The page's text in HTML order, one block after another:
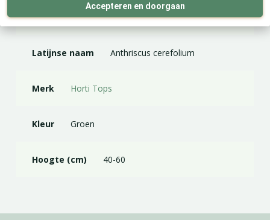
Accepteren en doorgaan
EAN code 8711117217008
Latijnse naam Anthriscus cerefolium
Merk Horti Tops
Kleur Groen
Hoogte (cm) 40-60